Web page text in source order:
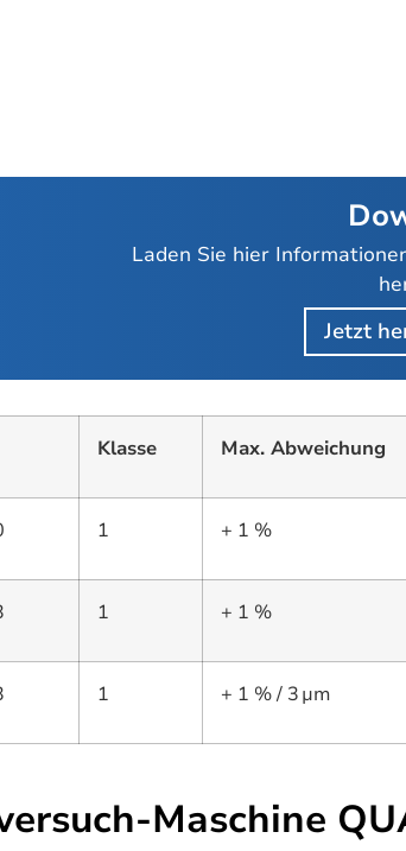
Laden Sie hier
Jetzt
Klasse Max. Abweichung
1 + 1 %
1 + 1 %
1 + 1 % / 3 µm
Maschine